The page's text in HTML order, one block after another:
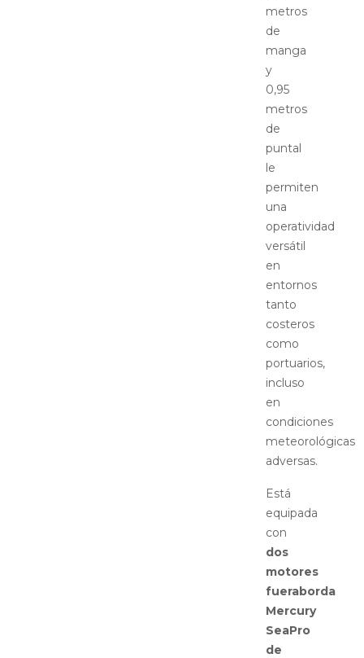
metros
de
manga
y
0,95
metros
de
puntal
le
permiten
una
operatividad
versátil
en
entornos
tanto
costeros
como
portuarios,
incluso
en
condiciones
meteorológicas
adversas.
Está
equipada
con
dos
motores
fueraborda
Mercury
SeaPro
de